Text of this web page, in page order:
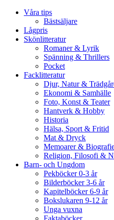
Våra tips
Bästsäljare
Lågpris
Skönlitteratur
Romaner & Lyrik
Spänning & Thrillers
Pocket
Facklitteratur
Djur, Natur &
Ekonomi & Samhälle
Foto, Konst & Teater
Hantverk & Hobby
Historia
Hälsa, Sport & Fritid
Mat & Dryck
Memoarer &
Religion, Filosofi &
Barn- och Ungdom
Pekböcker 0-3 år
Bilderböcker 3-6 år
Kapitelböcker 6-9 år
Bokslukaren 9-12 år
Unga vuxna
Faktaböcker